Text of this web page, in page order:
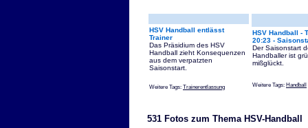
HSV Handball entlässt
Trainer
Das Präsidium des HSV
Handball zieht Konsequenzen
aus dem verpatzten
Saisonstart.
Weitere Tags: Trainerentlassung
HSV Handball -
20:23 -
Der Saisonstart
Handballer ist
mißglückt.
Weitere Tags: Handball
531 Fotos zum Thema HSV-Handball